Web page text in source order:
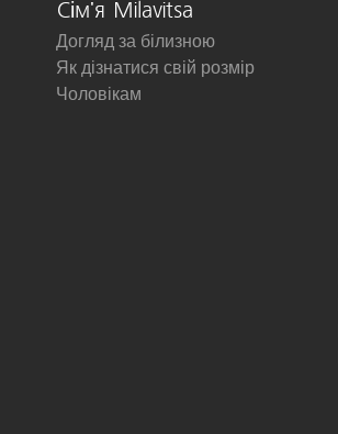
Сім'я Milavitsa
Догляд за білизною
Як дізнатися свій розмір
Чоловікам